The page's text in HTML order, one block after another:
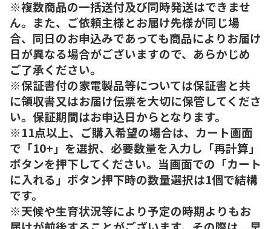
※複数商品の一括送付及び同時発送はできませ
ん。また、ご依頼主様とお届け先様が同じ場
合、同日のお申込みであっても商品によりお届け
日が異なる場合がございますので、あらかじめ
ご了承ください。
※保証書付の家電製品等については保証書と共
に領収書又はお届け伝票を大切に保管してくださ
い。保証期間はお申込日からとなります。
※11点以上、ご購入希望の場合は、カート画面
で「10+」を選択、必要数量を入力し「再計算」
ボタンを押下してください。当画面での「カート
に入れる」ボタン押下時の数量選択は1個で結構
です。
※天候や生育状況等により予定の時期よりもお